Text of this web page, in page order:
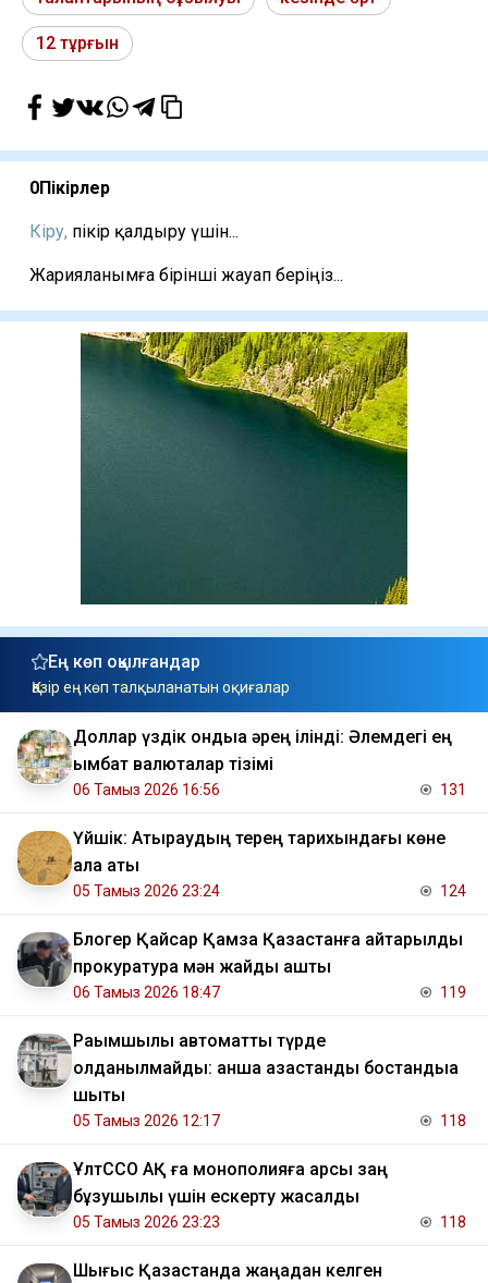
12 тұрғын
0Пікірлер
Кіру, пікір қалдыру үшін...
Жарияланымға бірінші жауап беріңіз...
Ең көп оқылғандар
Қазір ең көп талқыланатын оқиғалар
Доллар үздік ондыққа әрең ілінді: Әлемдегі ең
қымбат валюталар тізімі
06 Тамыз 2026 16:56 131
Үйшік: Атыраудың терең тарихындағы көне
қала аты
05 Тамыз 2026 23:24 124
Блогер Қайсар Қамза Қазақстанға қайтарылды
прокуратура мән жайды ашты
06 Тамыз 2026 18:47 119
Рақымшылық автоматты түрде
қолданылмайды: қанша қазақстандық бостандыққа
шықты
05 Тамыз 2026 12:17 118
ҰлтССО АҚ ға монополияға қарсы заң
бұзушылық үшін ескерту жасалды
05 Тамыз 2026 23:23 118
Шығыс Қазақстанда жаңадан келген